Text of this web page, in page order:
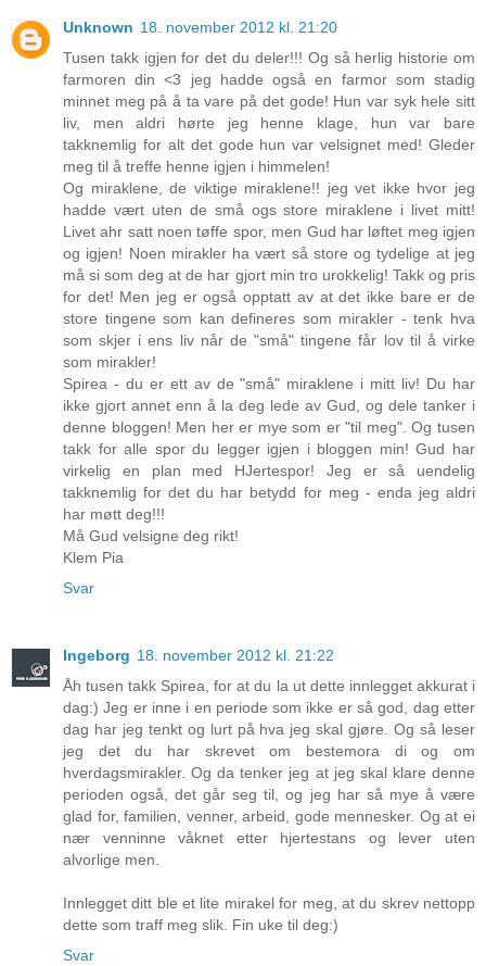
Unknown 18. november 2012 kl. 21:20
Tusen takk igjen for det du deler!!! Og så herlig historie om
farmoren din <3 jeg hadde også en farmor som stadig
minnet meg på å ta vare på det gode! Hun var syk hele sitt
liv, men aldri hørte jeg henne klage, hun var bare
takknemlig for alt det gode hun var velsignet med! Gleder
meg til å treffe henne igjen i himmelen!
Og miraklene, de viktige miraklene!! jeg vet ikke hvor jeg
hadde vært uten de små ogs store miraklene i livet mitt!
Livet ahr satt noen tøffe spor, men Gud har løftet meg igjen
og igjen! Noen mirakler ha vært så store og tydelige at jeg
må si som deg at de har gjort min tro urokkelig! Takk og pris
for det! Men jeg er også opptatt av at det ikke bare er de
store tingene som kan defineres som mirakler - tenk hva
som skjer i ens liv når de "små" tingene får lov til å virke
som mirakler!
Spirea - du er ett av de "små" miraklene i mitt liv! Du har
ikke gjort annet enn å la deg lede av Gud, og dele tanker i
denne bloggen! Men her er mye som er "til meg". Og tusen
takk for alle spor du legger igjen i bloggen min! Gud har
virkelig en plan med HJertespor! Jeg er så uendelig
takknemlig for det du har betydd for meg - enda jeg aldri
har møtt deg!!!
Må Gud velsigne deg rikt!
Klem Pia
Svar
Ingeborg 18. november 2012 kl. 21:22
Åh tusen takk Spirea, for at du la ut dette innlegget akkurat i
dag:) Jeg er inne i en periode som ikke er så god, dag etter
dag har jeg tenkt og lurt på hva jeg skal gjøre. Og så leser
jeg det du har skrevet om bestemora di og om
hverdagsmirakler. Og da tenker jeg at jeg skal klare denne
perioden også, det går seg til, og jeg har så mye å være
glad for, familien, venner, arbeid, gode mennesker. Og at ei
nær venninne våknet etter hjertestans og lever uten
alvorlige men.
Innlegget ditt ble et lite mirakel for meg, at du skrev nettopp
dette som traff meg slik. Fin uke til deg:)
Svar